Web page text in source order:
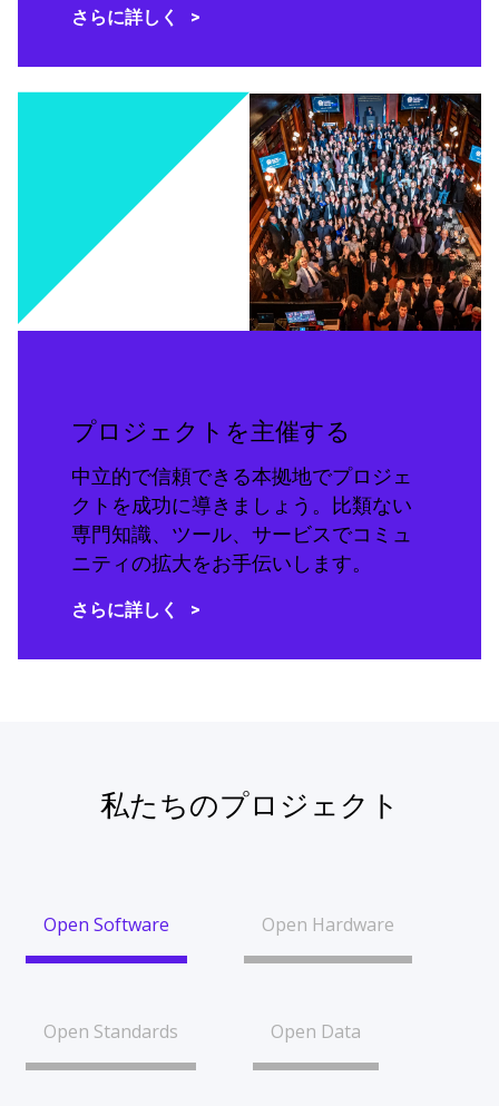
さらに詳しく
プロジェクトを主催する
中立的で信頼できる本拠地でプロジェ
クトを成功に導きましょう。比類ない
専門知識、ツール、サービスでコミュ
ニティの拡大をお手伝いします。
さらに詳しく
私たちのプロジェクト
Open Software Open Hardware
Open Standards Open Data